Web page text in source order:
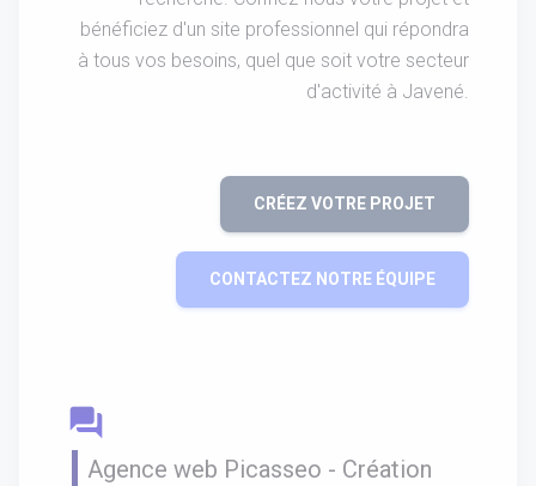
bénéficiez d'un site professionnel qui répondra
à tous vos besoins, quel que soit votre secteur
d'activité à Javené.
CRÉEZ VOTRE PROJET
CONTACTEZ NOTRE ÉQUIPE
question_answer
Agence web Picasseo - Création